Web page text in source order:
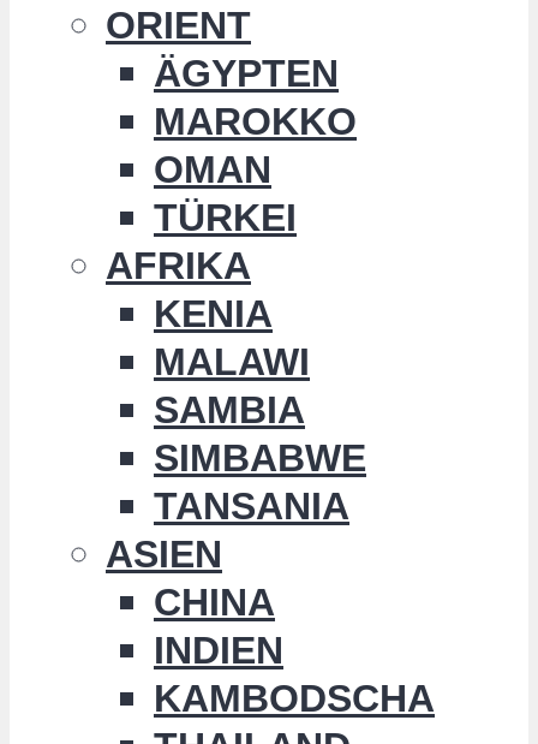
ORIENT
ÄGYPTEN
MAROKKO
OMAN
TÜRKEI
AFRIKA
KENIA
MALAWI
SAMBIA
SIMBABWE
TANSANIA
ASIEN
CHINA
INDIEN
KAMBODSCHA